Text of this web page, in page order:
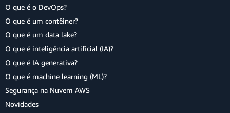
O que é o DevOps?
O que é um contêiner?
O que é um data lake?
O que é inteligência artificial (IA)?
O que é IA generativa?
O que é machine learning (ML)?
Segurança na Nuvem AWS
Novidades